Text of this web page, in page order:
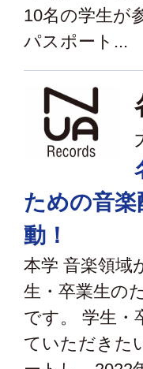
10名の学生が
パスポート...
ための音
動！
本学 音楽領域
生・卒業生の
です。 学生・
ていただきた